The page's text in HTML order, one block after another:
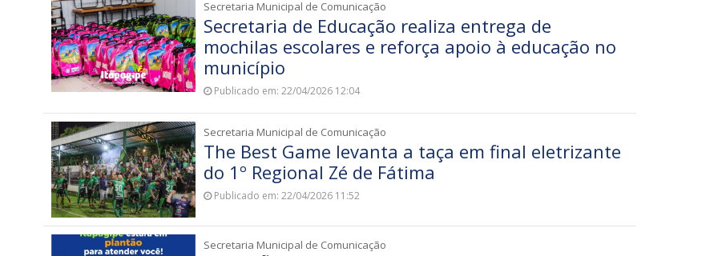
Secretaria Municipal de Comunicação
Secretaria de Educação realiza entrega de
mochilas escolares e reforça apoio à educação no
município
Publicado em: 22/04/2026 12:04
Secretaria Municipal de Comunicação
The Best Game levanta a taça em final eletrizante
do 1º Regional Zé de Fátima
Publicado em: 22/04/2026 11:52
Secretaria Municipal de Comunicação